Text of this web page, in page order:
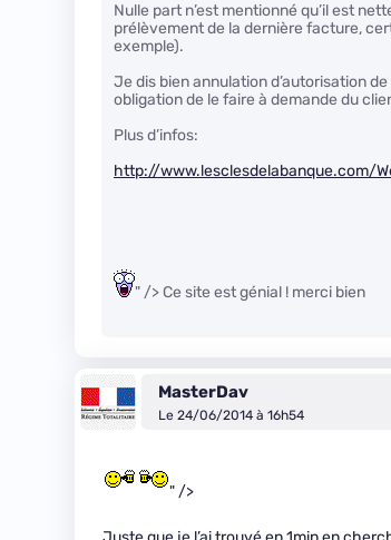
Nulle part n’est mentionné qu’il est
prélèvement de la dernière facture,
exemple).
Je dis bien annulation d’autorisation
obligation de le faire à demande du
Plus d’infos:
http://www.lesclesdelabanque.com/
" /> Ce site est génial ! merci bien
MasterDav
Le 24/06/2014 à 16h54
" />